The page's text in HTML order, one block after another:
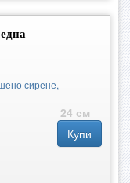
сирене,
24 см
Купи